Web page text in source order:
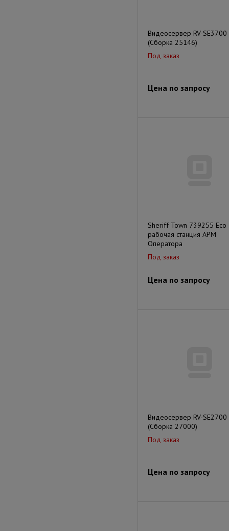
Видеосервер RV-SE3700
(Сборка 25146)
Под заказ
Цена по запросу
Sheriff Town 739255 Eco
рабочая станция АРМ
Оператора
Под заказ
Цена по запросу
Видеосервер RV-SE2700
(Сборка 27000)
Под заказ
Цена по запросу